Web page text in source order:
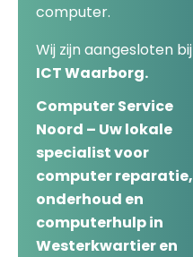
computer.
Wij zijn aangesloten bij
ICT Waarborg.
Computer Service
Noord – Uw lokale
specialist voor
computer reparatie,
onderhoud en
computerhulp in
Westerkwartier en